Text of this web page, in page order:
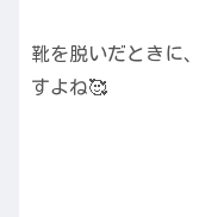
靴を脱いだときに
すよね🥰